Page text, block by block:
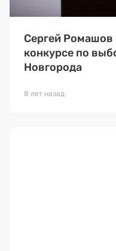
Сергей Ромашов
конкурсе по
Новгорода
8 лет назад